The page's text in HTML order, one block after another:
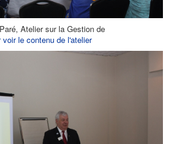
Atelier sur la Gestion de
le contenu de l'atelier